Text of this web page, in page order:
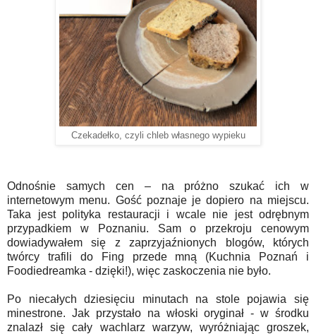
Czekadełko, czyli chleb własnego wypieku
Odnośnie samych cen – na próżno szukać ich w
internetowym menu. Gość poznaje je dopiero na miejscu.
Taka jest polityka restauracji i wcale nie jest odrębnym
przypadkiem w Poznaniu. Sam o przekroju cenowym
dowiadywałem się z zaprzyjaźnionych blogów, których
twórcy trafili do Fing przede mną (Kuchnia Poznań i
Foodiedreamka - dzięki!), więc zaskoczenia nie było.
Po niecałych dziesięciu minutach na stole pojawia się
minestrone. Jak przystało na włoski oryginał - w środku
znalazł się cały wachlarz warzyw, wyróżniając groszek,